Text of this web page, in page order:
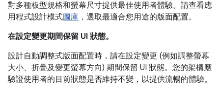
對多種板型規格和螢幕尺寸提供最佳使用者體驗。請查看應
用程式設計模式圖庫 ，選取最適合您用途的版面配置。
在設定變更期間保留 UI 狀態。
設計自動調整式版面配置時，請在設定變更 (例如調整螢幕
大小、折疊及變更螢幕方向) 期間保留 UI 狀態。您的架構應
驗證使用者的目前狀態是否維持不變，以提供流暢的體驗。